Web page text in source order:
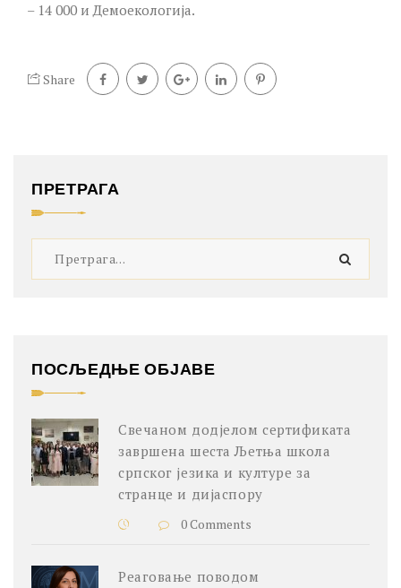
– 14 000 и Демоекологија.
Share
ПРЕТРАГА
ПОСЉЕДЊЕ ОБЈАВЕ
Свечаном додјелом сертификата
завршена шеста Љетња школа
српског језика и културе за
странце и дијаспору
0 Comments
Реаговање поводом